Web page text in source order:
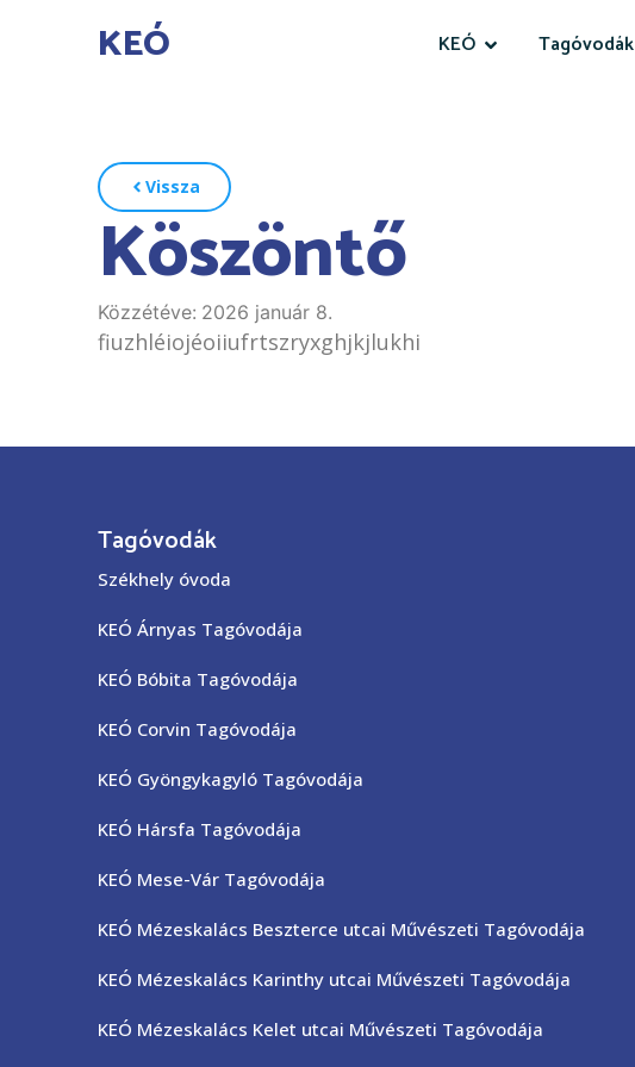
KEÓ KEÓ Tagóvodák
Vissza
Köszöntő
Közzétéve: 2026 január 8.
fiuzhléiojéoiiufrtszryxghjkjlukhi
Tagóvodák
Székhely óvoda
KEÓ Árnyas Tagóvodája
KEÓ Bóbita Tagóvodája
KEÓ Corvin Tagóvodája
KEÓ Gyöngykagyló Tagóvodája
KEÓ Hársfa Tagóvodája
KEÓ Mese-Vár Tagóvodája
KEÓ Mézeskalács Beszterce utcai Művészeti Tagóvodája
KEÓ Mézeskalács Karinthy utcai Művészeti Tagóvodája
KEÓ Mézeskalács Kelet utcai Művészeti Tagóvodája